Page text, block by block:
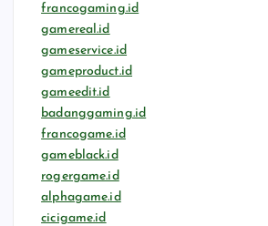
francogaming.id
gamereal.id
gameservice.id
gameproduct.id
gameedit.id
badanggaming.id
francogame.id
gameblack.id
rogergame.id
alphagame.id
cicigame.id